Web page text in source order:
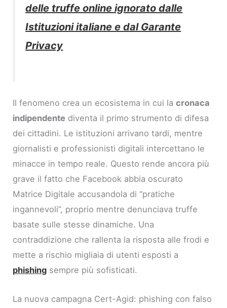
delle truffe online ignorato dalle
Istituzioni italiane e dal Garante
Privacy
Il fenomeno crea un ecosistema in cui lacronaca
indipendente diventa il primo strumento di difesa
dei cittadini. Le istituzioni arrivano tardi, mentre
giornalisti e professionisti digitali intercettano le
minacce in tempo reale. Questo rende ancora più
grave il fatto che Facebook abbia oscurato
Matrice Digitale accusandola di “pratiche
ingannevoli”, proprio mentre denunciava truffe
basate sulle stesse dinamiche. Una
contraddizione che rallenta la risposta alle frodi e
mette a rischio migliaia di utenti esposti a
phishing sempre più sofisticati.
La nuova campagna Cert-Agid: phishing con falso